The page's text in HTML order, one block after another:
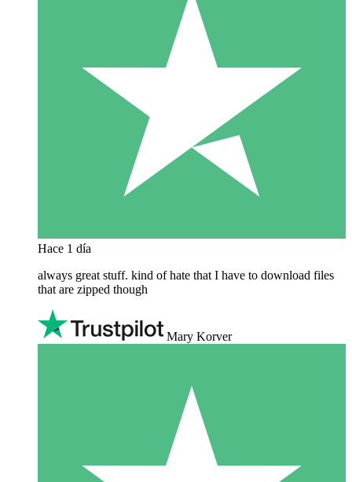
Hace 1 día
always great stuff. kind of hate that I have to download files
that are zipped though
Mary Korver